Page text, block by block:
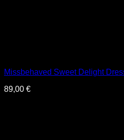
Missbehaved Sweet Delight
89,00 €